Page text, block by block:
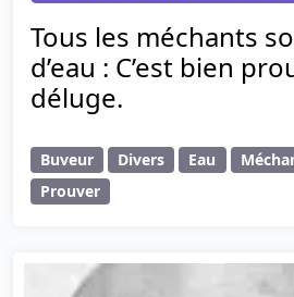
Tous les méchants
d’eau : C’est bien
déluge.
Buveur Divers Eau
Prouver